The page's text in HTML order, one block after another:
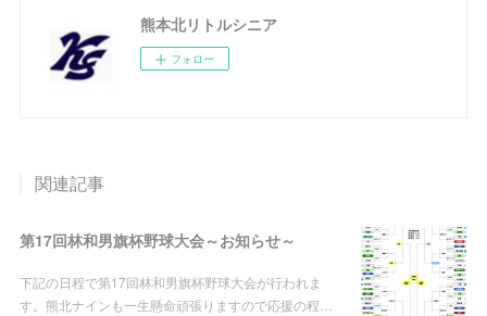
熊本北リトルシニア
フォロー
関連記事
第17回林和男旗杯野球大会～お知らせ～
下記の日程で第17回林和男旗杯野球大会が行われま
す。熊北ナインも一生懸命頑張りますので応援の程…